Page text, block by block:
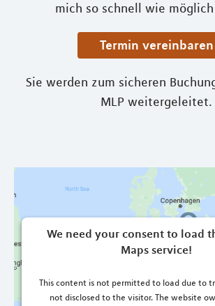
mich so schnell wie
Termin vereinbaren
Sie werden zum sicheren
MLP weitergeleitet.
We need your consent to load
Maps service!
This content is not permitted to load due to
not disclosed to the visitor. The website